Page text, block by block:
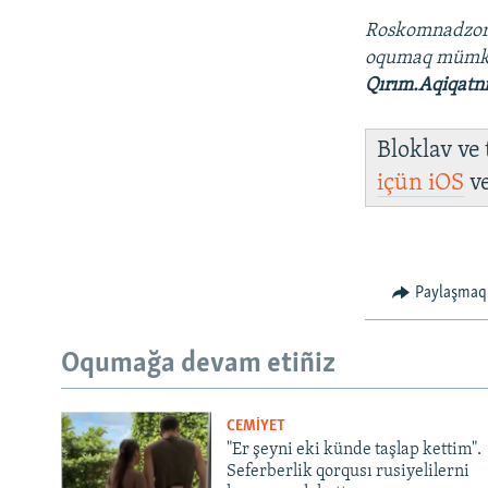
oqumaq
Bloklav ve
içüniOS
Paylaşmaq
Oqumağa devam etiñiz
CEMİYET
"Er şeyni eki künde taşlap kettim".
Seferberlik qorqusı rusiyelilerni